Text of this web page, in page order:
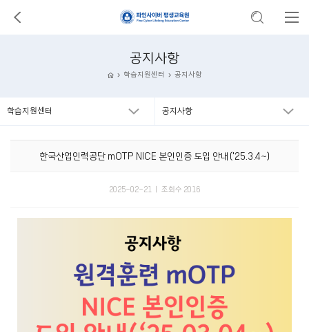
공지사항
학습지원센터 공지사항
학습지원센터 공지사항
한국산업인력공단 mOTP NICE 본인인증 도입 안내('25.3.4~)
2025-02-21 ㅣ 조회수 2016